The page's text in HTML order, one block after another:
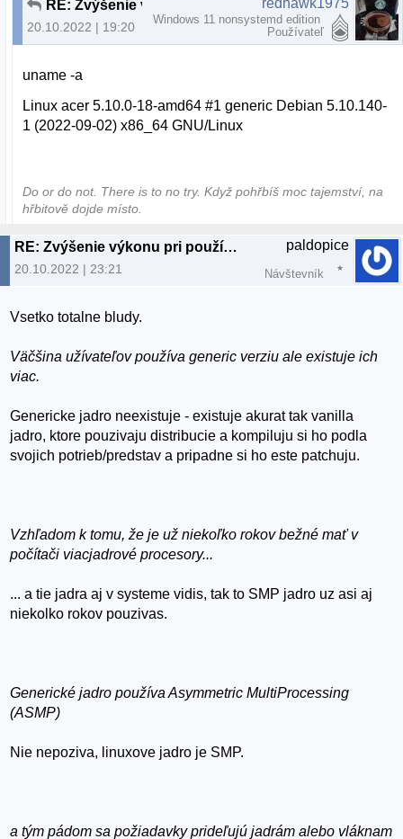
20.10.2022 | 19:20
redhawk1975
Windows 11 nonsystemd edition
Používateľ
uname -a
Linux acer 5.10.0-18-amd64 #1 generic Debian 5.10.140-
1 (2022-09-02) x86_64 GNU/Linux
Do or do not. There is to no try.​ Když pohřbíš moc tajemství, na
hřbitově dojde místo.
RE: Zvýšenie výkonu pri používaní SMP kernelu
20.10.2022 | 23:21
paldopice
Návštevník
Vsetko totalne bludy.
Väčšina užívateľov používa generic verziu ale existuje ich
viac.
Genericke jadro neexistuje - existuje akurat tak vanilla
jadro, ktore pouzivaju distribucie a kompiluju si ho podla
svojich potrieb/predstav a pripadne si ho este patchuju.
Vzhľadom k tomu, že je už niekoľko rokov bežné mať v
počítači viacjadrové procesory...
... a tie jadra aj v systeme vidis, tak to SMP jadro uz asi aj
niekolko rokov pouzivas.
Generické jadro používa Asymmetric MultiProcessing
(ASMP)
Nie nepoziva, linuxove jadro je SMP.
a tým pádom sa požiadavky prideľujú jadrám alebo vláknam